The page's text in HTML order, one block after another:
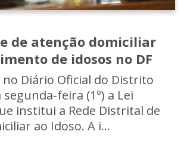
de atenção domiciliar
de idosos no DF
no Diário Oficial do Distrito
segunda-feira (1º) a Lei
institui a Rede Distrital de
ao Idoso. A i...